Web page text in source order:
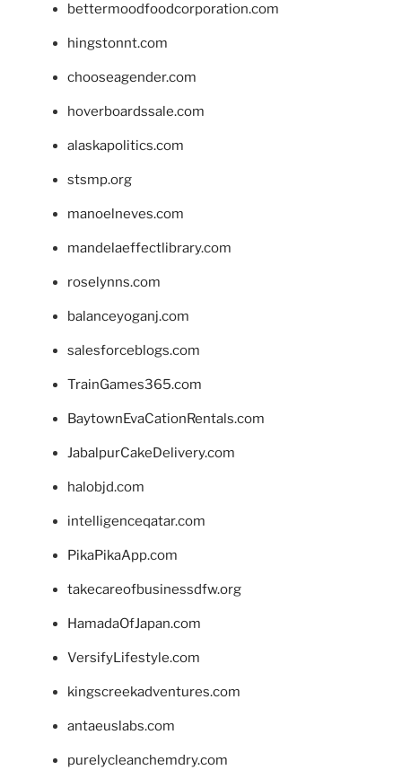
bettermoodfoodcorporation.com
hingstonnt.com
chooseagender.com
hoverboardssale.com
alaskapolitics.com
stsmp.org
manoelneves.com
mandelaeffectlibrary.com
roselynns.com
balanceyoganj.com
salesforceblogs.com
TrainGames365.com
BaytownEvaCationRentals.com
JabalpurCakeDelivery.com
halobjd.com
intelligenceqatar.com
PikaPikaApp.com
takecareofbusinessdfw.org
HamadaOfJapan.com
VersifyLifestyle.com
kingscreekadventures.com
antaeuslabs.com
purelycleanchemdry.com